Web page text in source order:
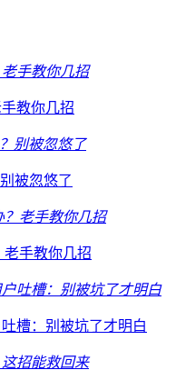
教你几招
被忽悠了
老手教你几招
槽：别被坑了才明白